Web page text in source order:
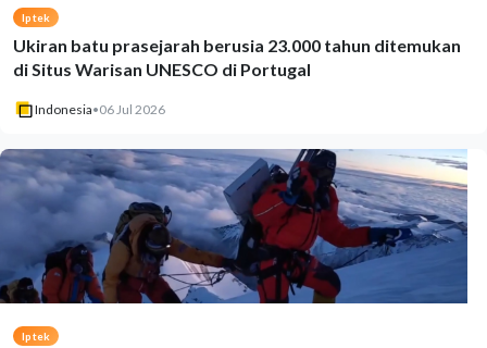
Iptek
Ukiran batu prasejarah berusia 23.000 tahun ditemukan
di Situs Warisan UNESCO di Portugal
Indonesia•06 Jul 2026
Iptek